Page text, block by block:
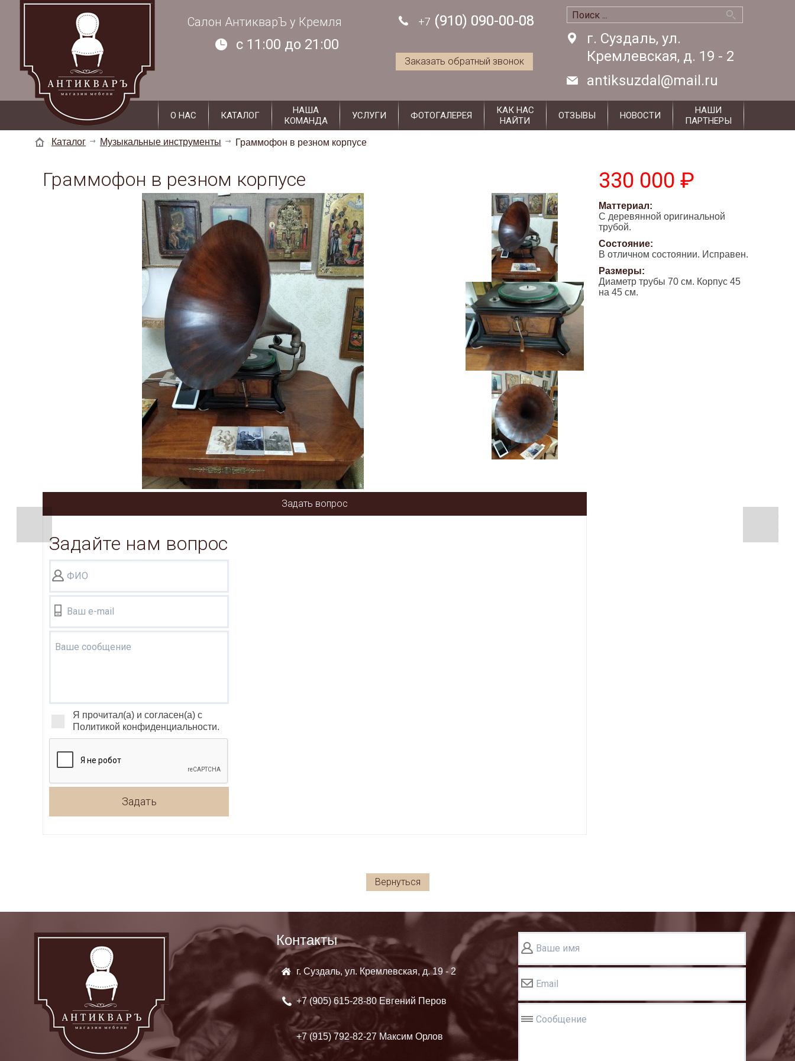
г. Суздаль, ул. Кремлевская, д. 19 - 2 c 11:00 до 21:00
Салон АнтикварЪ у Кремля +7 (910) 090-00-08
г. Суздаль, ул.
Кремлевская, д. 19 - 2
antiksuzdal@mail.ru
c 11:00 до 21:00
Заказать обратный звонок
+7 (910) 090-00-08
О НАС КАТАЛОГ
НАША
КОМАНДА
УСЛУГИ ФОТОГАЛЕРЕЯ
КАК НАС
НАЙТИ
ОТЗЫВЫ НОВОСТИ
НАШИ
ПАРТНЕРЫ
Каталог Музыкальные инструменты Граммофон в резном корпусе
Граммофон в резном корпусе 330 000 ₽
Маттериал:
С деревянной оригинальной
трубой.
Состояние:
В отличном состоянии. Исправен.
Размеры:
Диаметр трубы 70 см. Корпус 45
на 45 см.
Задать вопрос
Задайте нам вопрос
ФИО
Ваш e-mail
Ваше сообщение
Я прочитал(а) и согласен(а) с
Политикой конфиденциальности.
Задать
Вернуться
Контакты
г. Суздаль, ул. Кремлевская, д. 19 - 2
+7 (905)615-28-80 Евгений Перов
+7 (915) 792-82-27 Максим Орлов
Ваше имя
Email
Сообщение